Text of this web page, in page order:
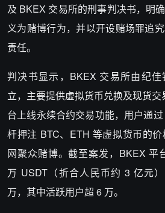
及 BKEX 交易所的刑事判决书，明
义为赌博行为，并以开设赌场罪追
责任。
判决书显示，BKEX 交易所由纪
立，主要提供虚拟货币兑换及现货
台上线永续合约交易功能，用户通
杆押注 BTC、ETH 等虚拟货币的
网聚众赌博。截至案发，BKEX 平
万 USDT（折合人民币约 3 亿元
万，其中活跃用户超 6 万。